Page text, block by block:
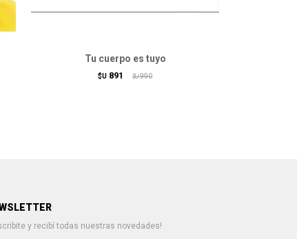
Tu cuerpo es tuyo
$U 891 $U 990
y recibí todas nuestras novedades!